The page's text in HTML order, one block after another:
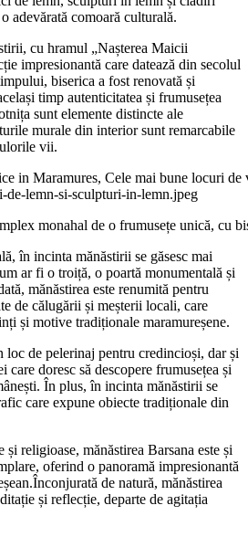
adevărată comoară culturală.
cu hramul „Nașterea Maicii
impresionantă care datează din secolul
biserica a fost renovată și
timp autenticitatea și frumusețea
sunt elemente distincte ale
murale din interior sunt remarcabile
vii.
monahal de o frumusețe unică, cu
în incinta mănăstirii se găsesc mai
ar fi o troiță, o poartă monumentală și
mănăstirea este renumită pentru
de călugării și meșterii locali, care
și motive tradiționale maramureșene.
loc de pelerinaj pentru credincioși, dar și
care doresc să descopere frumusețea și
În plus, în incinta mănăstirii se
care expune obiecte tradiționale din
și religioase, mănăstirea Barsana este și
oferind o panoramă impresionantă
de natură, mănăstirea
și reflecție, departe de agitația